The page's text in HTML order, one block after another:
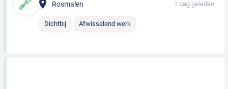
Rosmalen 1 dag geleden
Dichtbij Afwisselend werk